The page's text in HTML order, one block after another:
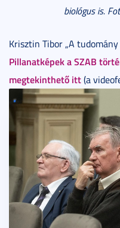
biológus is.
Krisztin Tibor „A
Pillanatképek a SZAB
megtekinthető itt(a